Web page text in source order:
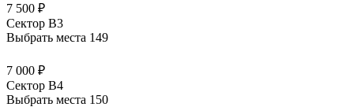
7 500 ₽
Сектор B3
Выбрать места 149
7 000 ₽
Сектор B4
Выбрать места 150